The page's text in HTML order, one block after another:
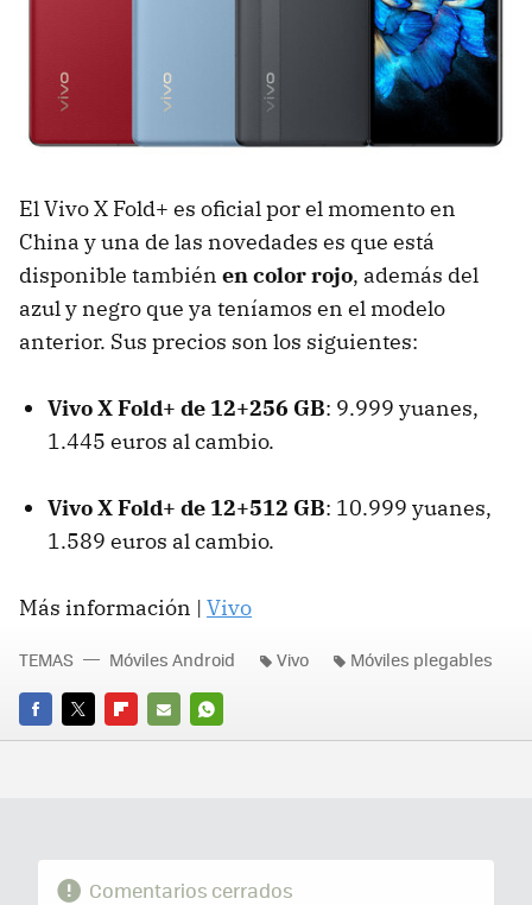
El Vivo X Fold+ es oficial por el momento en
China y una de las novedades es que está
disponible también en color rojo, además del
azul y negro que ya teníamos en el modelo
anterior. Sus precios son los siguientes:
Vivo X Fold+ de 12+256 GB: 9.999 yuanes,
1.445 euros al cambio.
Vivo X Fold+ de 12+512 GB: 10.999 yuanes,
1.589 euros al cambio.
Más información | Vivo
FACEBOOK
TWITTERFLIPBOARD
E-
WHATSAPP
TEMAS Móviles Android Vivo Móviles plegables
Comentarios cerrados